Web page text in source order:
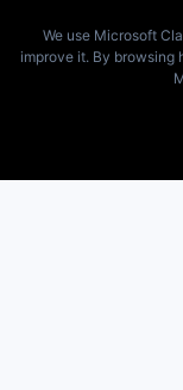
We use Microsoft
improve it. By browsing